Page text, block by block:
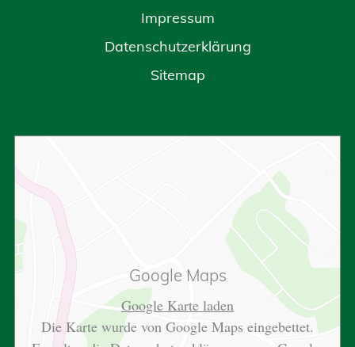
Impressum
Datenschutzerklärung
Sitemap
Google Maps
Google Karte laden
Die Karte wurde von Google Maps eingebettet.